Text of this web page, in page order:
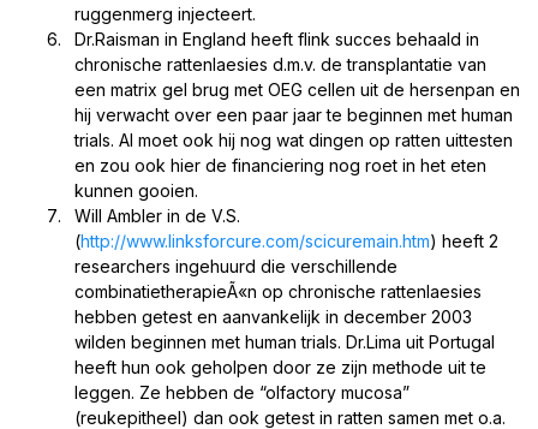
ruggenmerg injecteert.
Dr.Raisman in England heeft flink succes behaald in
chronische rattenlaesies d.m.v. de transplantatie van
een matrix gel brug met OEG cellen uit de hersenpan en
hij verwacht over een paar jaar te beginnen met human
trials. Al moet ook hij nog wat dingen op ratten uittesten
en zou ook hier de financiering nog roet in het eten
kunnen gooien.
Will Ambler in de V.S.
(http://www.linksforcure.com/scicuremain.htm) heeft 2
researchers ingehuurd die verschillende
combinatietherapieÃ«n op chronische rattenlaesies
hebben getest en aanvankelijk in december 2003
wilden beginnen met human trials. Dr.Lima uit Portugal
heeft hun ook geholpen door ze zijn methode uit te
leggen. Ze hebben de “olfactory mucosa”
(reukepitheel) dan ook getest in ratten samen met o.a.